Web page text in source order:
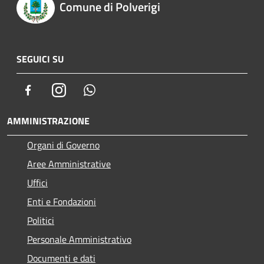
Comune di Polverigi
SEGUICI SU
FacebookInstagram
AMMINISTRAZIONE
Organi di Governo
Aree Amministrative
Uffici
Enti e Fondazioni
Politici
Personale Amministrativo
Documenti e dati